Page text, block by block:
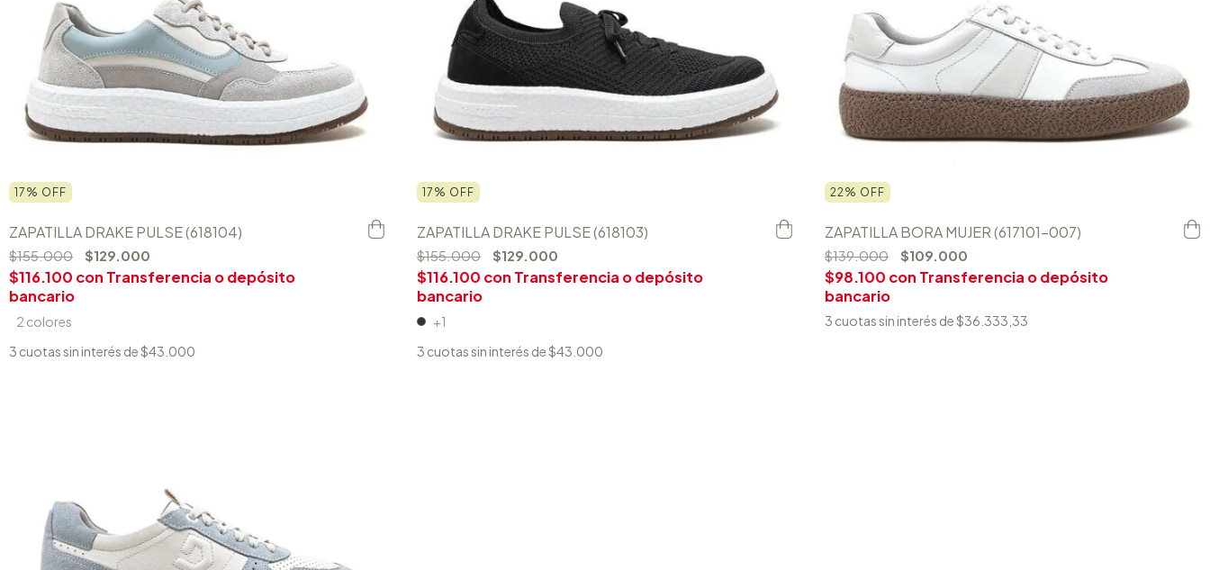
17 % OFF
ZAPATILLA DRAKE PULSE (618104)
$155.000 $129.000
$116.100 con Transferencia o depósito
bancario
2 colores
3 cuotas sin interés de$43.000
17 % OFF
ZAPATILLA DRAKE PULSE (618103)
$155.000 $129.000
$116.100 con Transferencia o depósito
bancario
+1
3 cuotas sin interés de$43.000
22% OFF
ZAPATILLA BORA MUJER (617101-007)
$139.000 $109.000
$98.100 con Transferencia o depósito
bancario
3 cuotas sin interés de$36.333,33